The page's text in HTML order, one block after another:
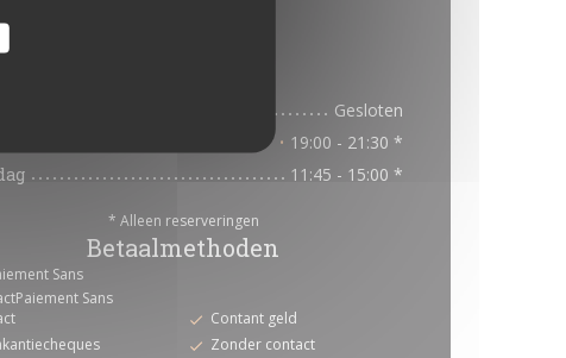
informatie
Gesloten
11:45 - 14:30 * • 19:00 - 21:30 *
11:45 - 15:00 *
* Alleen reserveringen
Betaalmethoden
Sans
Sans
Contant geld
Zonder contact